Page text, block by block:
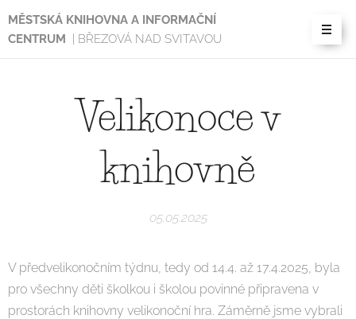
MĚSTSKÁ KNIHOVNA A INFORMAČNÍ
CENTRUM
| BŘEZOVÁ NAD SVITAVOU
Velikonoce v
knihovně
05.05.2025
V předvelikonočním týdnu, tedy od 14.4. až 17.4.2025, byla
pro všechny děti školkou i školou povinné připravena v
prostorách knihovny velikonoční hra. Záměrně jsme vybrali